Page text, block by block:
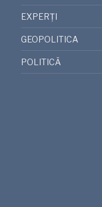
EXPERȚI
GEOPOLITICA
POLITICĂ